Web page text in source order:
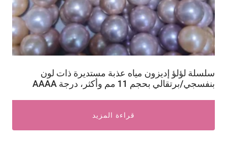
سلسلة لؤلؤ إديزون مياه عذبة مستديرة ذات لون
بنفسجي/برتقالي بحجم 11 مم وأكثر، درجة AAAA
قراءة المزيد